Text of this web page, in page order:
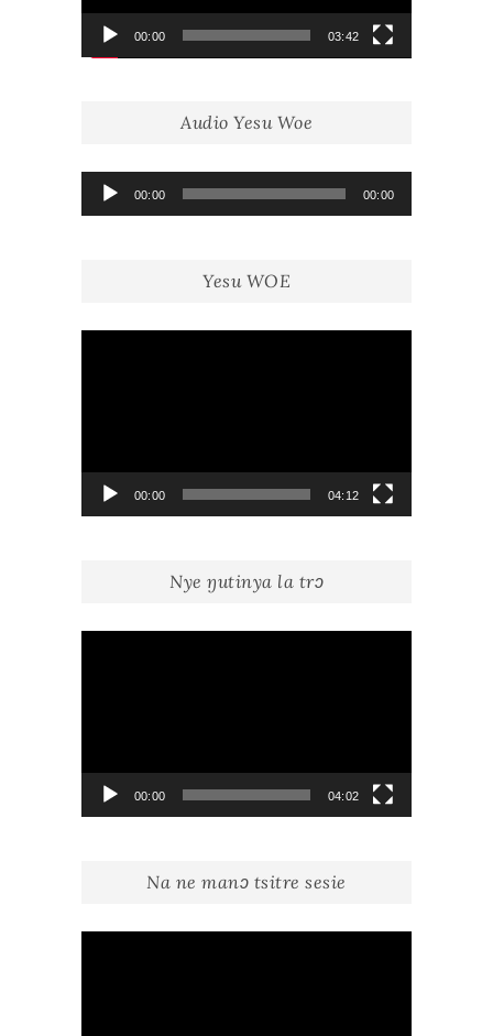
00:00 03:42
Audio Yesu Woe
Lecteur
audio
00:00 00:00
Yesu WOE
00:00 04:12
Nye ŋutinya la trɔ
00:00 04:02
Na ne manɔ tsitre sesie